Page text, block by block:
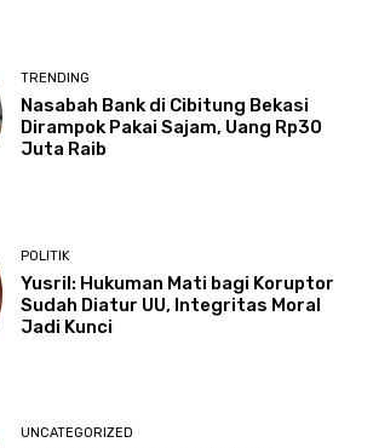
TRENDING
Nasabah Bank di Cibitung Bekasi
Dirampok Pakai Sajam, Uang Rp30
Juta Raib
POLITIK
Yusril: Hukuman Mati bagi Koruptor
Sudah Diatur UU, Integritas Moral
Jadi Kunci
UNCATEGORIZED